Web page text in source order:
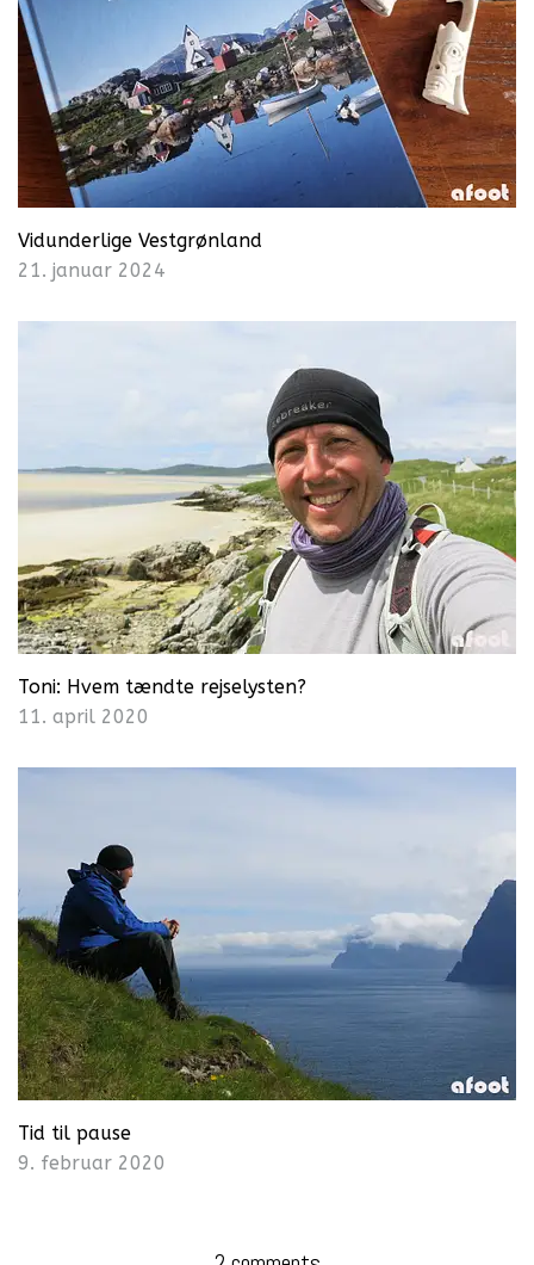
Vidunderlige Vestgrønland
21. januar 2024
Toni: Hvem tændte rejselysten?
11. april 2020
Tid til pause
9. februar 2020